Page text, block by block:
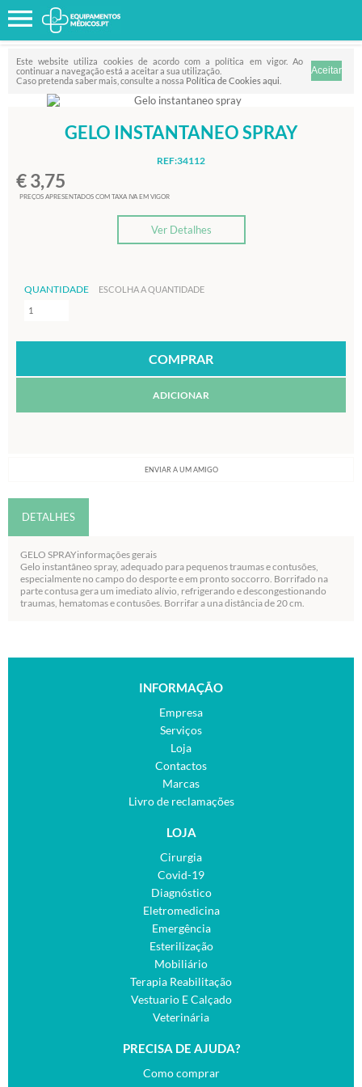
Este website utiliza cookies de acordo com a política em vigor. Ao
continuar a navegação está a aceitar a sua utilização.
Caso pretenda saber mais, consulte a nossa Política de Cookies aqui
GELO INSTANTANEO SPRAY
REF:34112
€ 3,75
PREÇOS APRESENTADOS COM TAXA IVA EM VIGOR
Ver Detalhes
QUANTIDADE ESCOLHA A QUANTIDADE
ADICIONAR
ENVIAR A UM AMIGO
DETALHES
GELO SPRAYinformações gerais
Gelo instantâneo spray, adequado para pequenos traumas e contusões,
especialmente no campo do desporte e em pronto soccorro. Borrifado na
parte contusa gera um imediato alívio, refrigerando e descongestionando
traumas, hematomas e contusões. Borrifar a una distância de 20 cm.
INFORMAÇÃO
Empresa
Serviços
Loja
Contactos
Marcas
Livro de reclamações
LOJA
Cirurgia
Covid-19
Diagnóstico
Eletromedicina
Emergência
Esterilização
Mobiliário
Terapia Reabilitação
Vestuario E Calçado
Veterinária
PRECISA DE AJUDA?
Como comprar